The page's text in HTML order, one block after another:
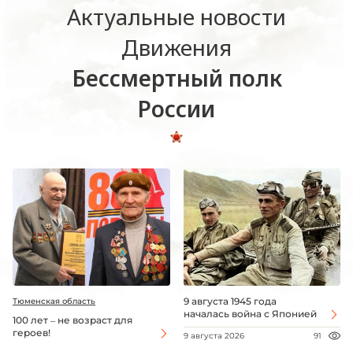
Актуальные новости
Движения
Бессмертный полк
России
Тюменская область
100 лет – не возраст для
героев!
9 августа 1945 года
началась война с Японией
9 августа 2026 91